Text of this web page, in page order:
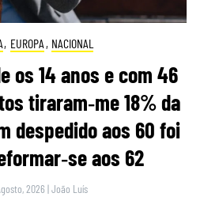
, EUROPA , NACIONAL
os 14 anos e com 46
tiraram‑me 18% da
despedido aos 60 foi
aos 62
2026 |João Luís